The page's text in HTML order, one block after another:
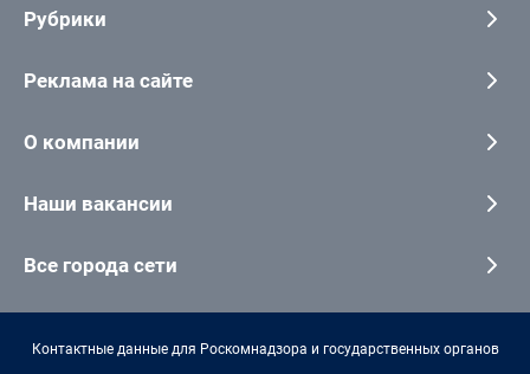
Рубрики
Реклама на сайте
О компании
Наши вакансии
Все города сети
Контактные данные для Роскомнадзора и государственных органов